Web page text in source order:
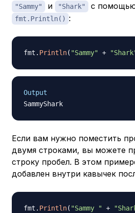
"Sammy" и "Shark" с
fmt.Println() :
fmt . Println( "Sammy" +
Output
Если вам нужно поместить
двумя строками, вы можете
строку пробел. В этом
добавлен внутри кавычек
fmt . Println( "Sammy " +